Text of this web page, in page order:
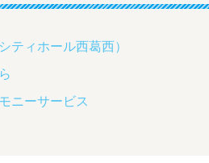
ティホール西葛西）
ニーサービス